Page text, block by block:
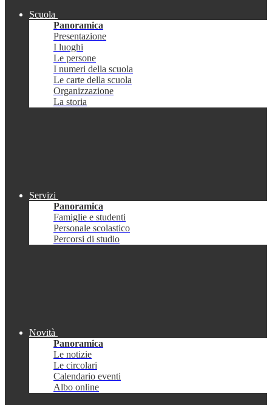
Scuola
Panoramica
Presentazione
I luoghi
Le persone
I numeri della scuola
Le carte della scuola
Organizzazione
La storia
Servizi
Panoramica
Famiglie e studenti
Personale scolastico
Percorsi di studio
Novità
Panoramica
Le notizie
Le circolari
Calendario eventi
Albo online